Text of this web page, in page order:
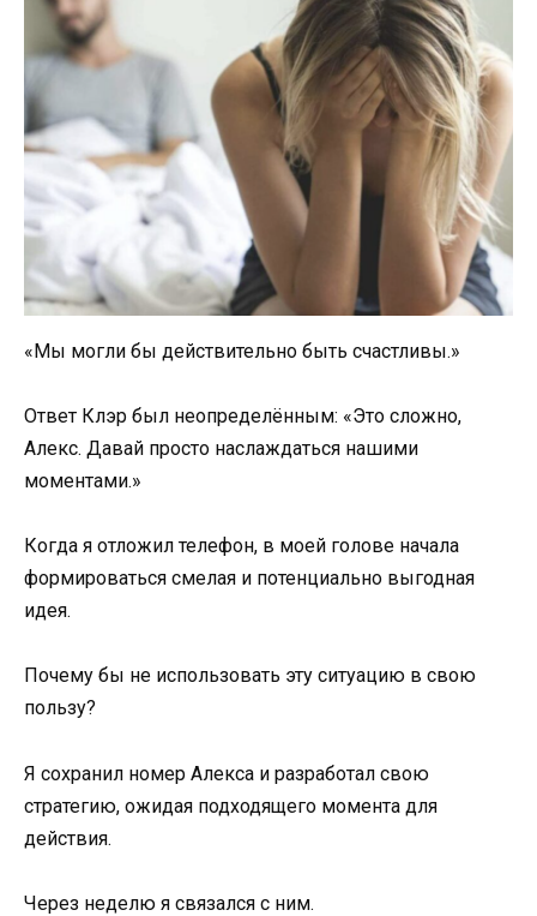
«Мы могли бы действительно быть счастливы.»
Ответ Клэр был неопределённым: «Это сложно,
Алекс. Давай просто наслаждаться нашими
моментами.»
Когда я отложил телефон, в моей голове начала
формироваться смелая и потенциально выгодная
идея.
Почему бы не использовать эту ситуацию в свою
пользу?
Я сохранил номер Алекса и разработал свою
стратегию, ожидая подходящего момента для
действия.
Через неделю я связался с ним.